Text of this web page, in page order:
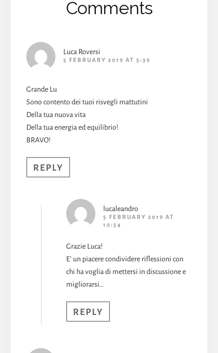
Comments
Luca Roversi
5 FEBRUARY 2019 AT 5:39
Grande Lu
Sono contento dei tuoi risvegli mattutini
Della tua nuova vita
Della tua energia ed equilibrio!
BRAVO!
REPLY
lucaleandro
5 FEBRUARY 2019 AT
10:54
Grazie Luca!
E’ un piacere condividere riflessioni con
chi ha voglia di mettersi in discussione e
migliorarsi…
REPLY